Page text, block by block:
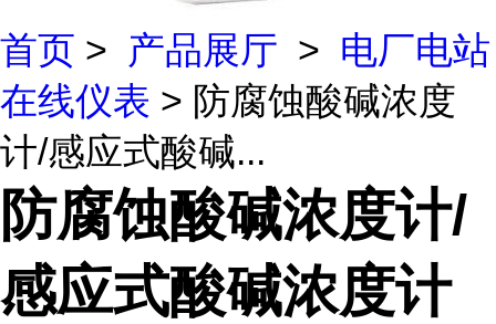
首页 > 产品展厅 > 电厂电站
在线仪表 > 防腐蚀酸碱浓度
计/感应式酸碱...
防腐蚀酸碱浓度计/
感应式酸碱浓度计